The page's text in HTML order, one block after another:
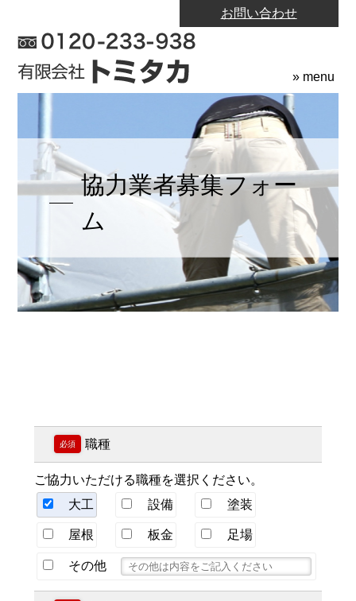
お問い合わせ
» menu
協力業者募集フォー
ム
職種
必須
ご協力いただける職種を選択ください。
大工
設備 塗装
屋根 板金 足場
その他